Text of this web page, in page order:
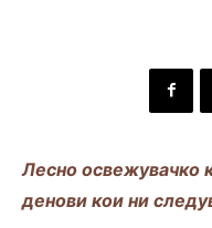
Лесно освежувачко
денови кои ни